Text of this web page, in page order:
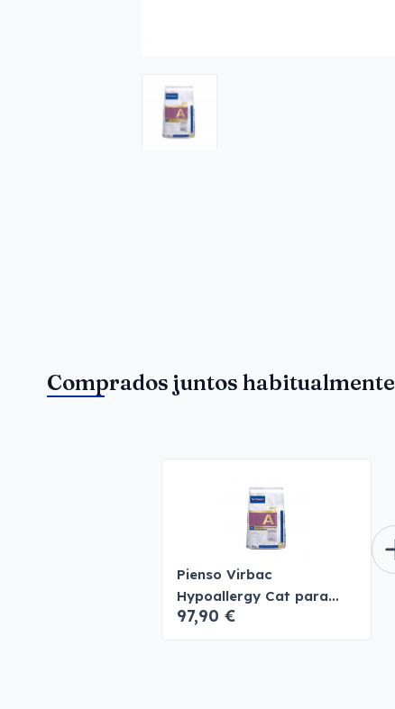
Comprados juntos habitualmente
Pienso Virbac
Hypoallergy Cat para
Intolerancias
97,90 €